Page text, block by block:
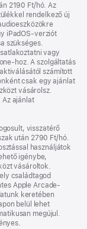
2190 Ft/hó. Az
rendelkező új
iPadOS-verziót
szükséges.
vagy
A szolgáltatás
számított
csak egy ajánlat
vásárolsz.
Az ajánlat
visszatérő
után 2790 Ft/hó.
használjátok
igénybe,
vásároltok.
családtagod
Apple Arcade-
keretében
belül lehet
megújul.